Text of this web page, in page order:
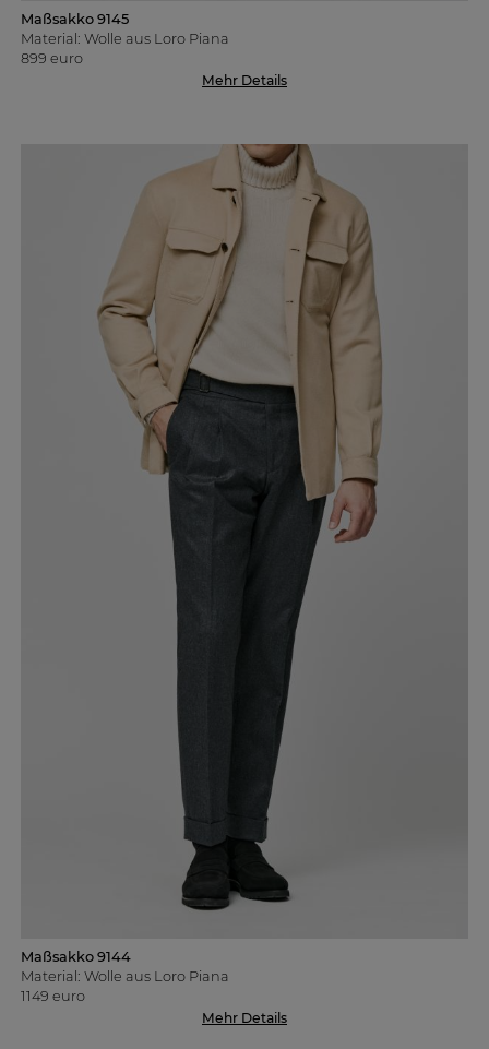
Maßsakko 9145
Material: Wolle aus Loro Piana
899 euro
Mehr Details
Maßsakko 9144
Material: Wolle aus Loro Piana
1149 euro
Mehr Details